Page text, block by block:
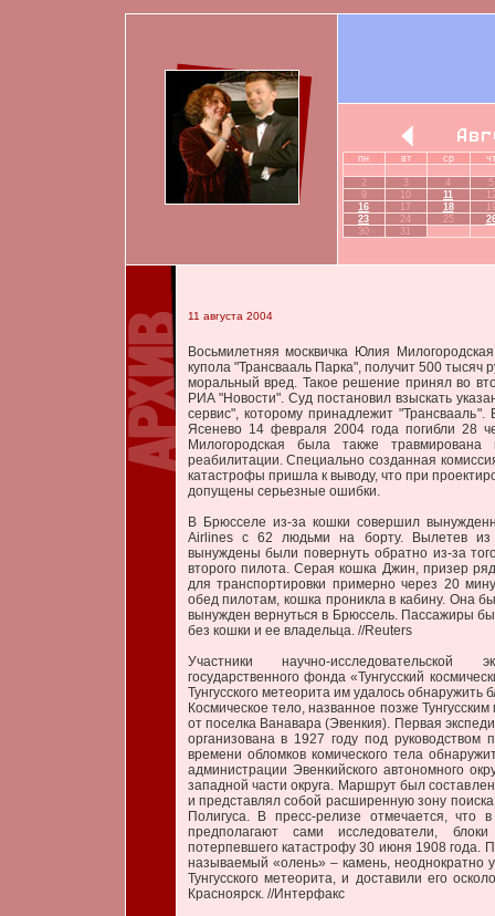
пн вт ср чт
2 3 4
5
9
10 11
16
17 18
23
24 25
30
31
11 августа 2004
Восьмилетняя москвичка Юлия
купола "Трансвааль Парка", получит 500 тысяч
моральный вред. Такое решение принял во
РИА "Новости". Суд постановил взыскать
сервис", которому принадлежит
Ясенево 14 февраля 2004 года погибли 28
Милогородская была также травмирована
реабилитации. Специально созданная
катастрофы пришла к выводу, что при
допущены серьезные ошибки.
В Брюсселе из-за кошки совершил
Airlines с 62 людьми на борту. Вылетев
вынуждены были повернуть обратно из-за
второго пилота. Серая кошка Джин, призер
для транспортировки примерно через 20
обед пилотам, кошка проникла в кабину. Она
вынужден вернуться в Брюссель. Пассажиры
без кошки и ее владельца. //Reuters
Участники научно-исследовательской
государственного фонда «Тунгусский
Тунгусского метеорита им удалось обнаружить
Космическое тело, названное позже
от поселка Ванавара (Эвенкия). Первая
организована в 1927 году под
времени обломков комического тела
администрации Эвенкийского автономного
западной части округа. Маршрут был
и представлял собой расширенную зону
Полигуса. В пресс-релизе отмечается, что
предполагают сами исследователи, блоки
потерпевшего катастрофу 30 июня 1908 года.
называемый «олень» – камень, неоднократно
Тунгусского метеорита, и доставили его
Красноярск. //Интерфакс